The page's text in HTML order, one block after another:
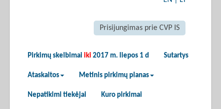
Prisijungimas prie CVP IS
Pirkimų skelbimai iki 2017 m. liepos 1 d Sutartys
Ataskaitos Metinis pirkimų planas
Nepatikimi tiekėjai Kuro pirkimai